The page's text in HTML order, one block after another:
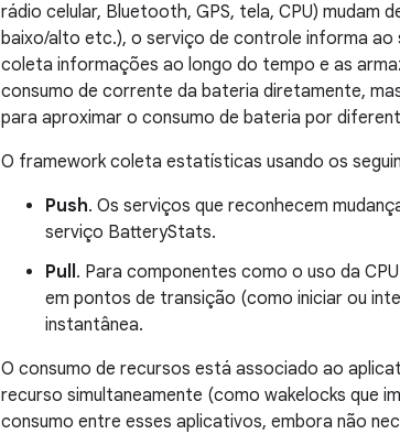
rádio celular, Bluetooth, GPS, tela, CPU) mudam
baixo/alto etc.), o serviço de controle informa
coleta informações ao longo do tempo e as
consumo de corrente da bateria diretamente,
para aproximar o consumo de bateria por
O framework coleta estatísticas usando os
Push. Os serviços que reconhecem
serviço BatteryStats.
Pull. Para componentes como o uso da
em pontos de transição (como iniciar ou
instantânea.
O consumo de recursos está associado ao
recurso simultaneamente (como wakelocks que
consumo entre esses aplicativos, embora não